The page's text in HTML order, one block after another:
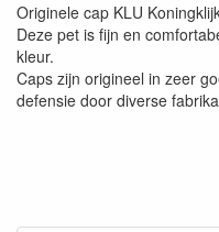
Originele cap KLU
Deze pet is fijn en
kleur.
Caps zijn origineel in zeer
defensie door diverse